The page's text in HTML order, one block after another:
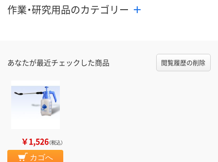
作業・研究用品のカテゴリー
あなたが最近チェックした商品 閲覧履歴の削除
￥1,526（税込）
カゴへ